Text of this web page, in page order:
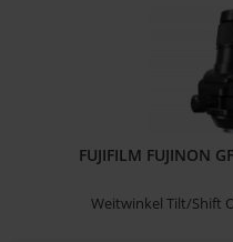
FUJIFILM FUJINON
Weitwinkel Tilt/Shift